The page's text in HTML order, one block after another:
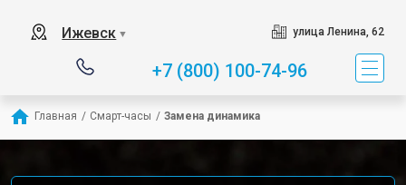
Ижевск ▼ улица Ленина, 62
+7 (800) 100-74-96
Главная / Смарт-часы / Замена динамика